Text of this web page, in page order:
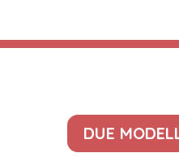
DUE